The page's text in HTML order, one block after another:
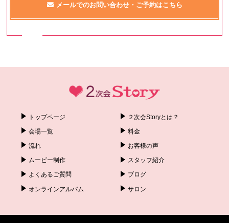
メールでのお問い合わせ・ご予約はこちら
トップページ ２次会Storyとは？
会場一覧 料金
流れ お客様の声
ムービー制作 スタッフ紹介
よくあるご質問 ブログ
オンラインアルバム サロン